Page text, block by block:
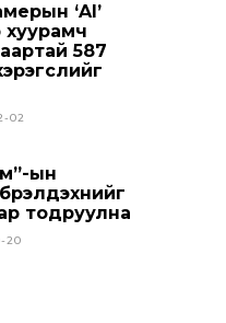
‘AI’
хуурамч
587
02
ын
тодруулна
20